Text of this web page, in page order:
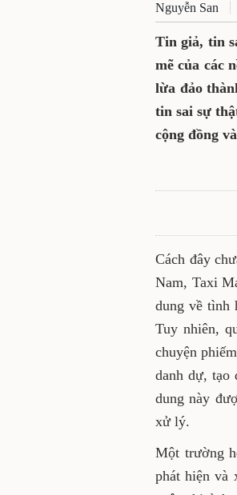
VĂN BẢN, CHÍNH
Nguyễn San
Tin giả, tin
mẽ của các
lừa đảo
tin sai sự
cộng đồng
Cách đây
Nam, Taxi
dung về tình
Tuy nhiên,
chuyện
danh dự, tạo
dung này
xử lý.
Một trường
phát hiện và